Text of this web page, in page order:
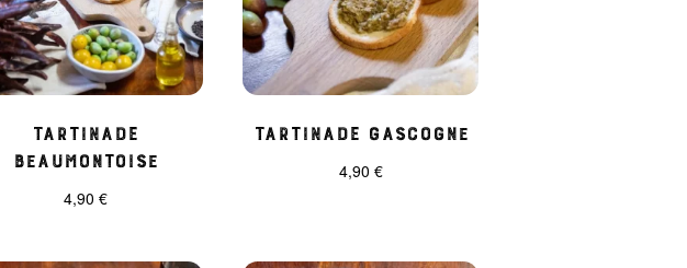
Tartinade
Beaumontoise
4,90 €
Tartinade gascogne
4,90 €